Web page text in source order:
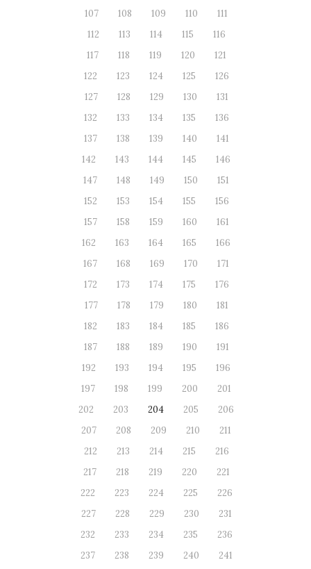
107
108 109 110
111
112
113 114 115
116
117
118 119 120
121
122
123 124 125
126
127
128 129 130
131
132
133 134 135
136
137
138 139 140
141
142
143 144 145
146
147
148 149 150
151
152
153 154 155
156
157
158 159 160
161
162
163 164 165
166
167
168 169 170
171
172
173 174 175
176
177
178 179 180
181
182
183 184 185
186
187
188 189 190
191
192
193 194 195
196
197
198 199 200
201
202
203 204 205
206
207
208 209 210
211
212
213 214 215
216
217
218 219 220
221
222
223 224 225
226
227
228 229 230
231
232
233 234 235
236
237
238 239 240
241